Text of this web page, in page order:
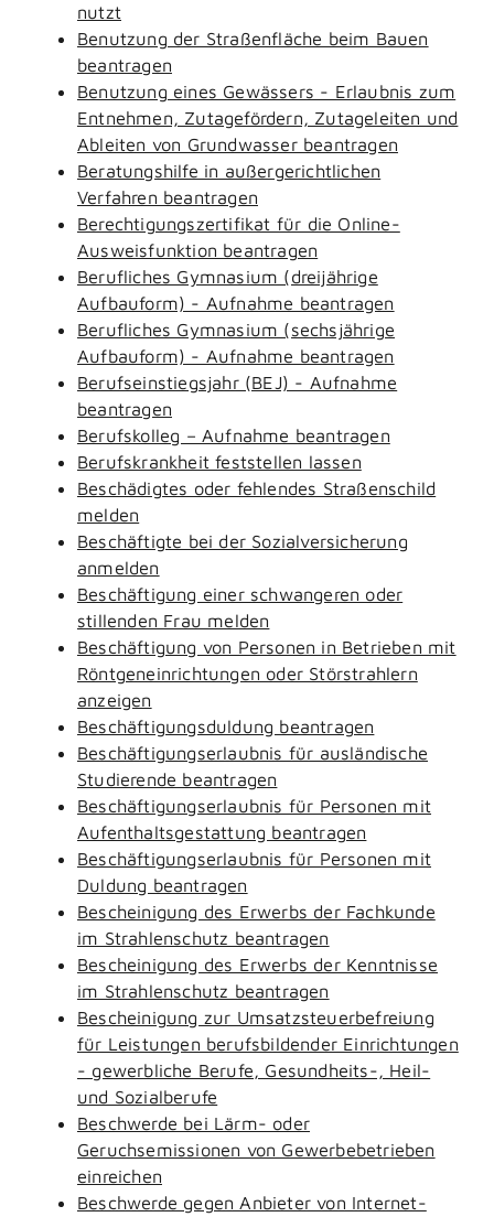
nutzt
Benutzung der Straßenfläche beim Bauen
beantragen
Benutzung eines Gewässers - Erlaubnis zum
Entnehmen, Zutagefördern, Zutageleiten und
Ableiten von Grundwasser beantragen
Beratungshilfe in außergerichtlichen
Verfahren beantragen
Berechtigungszertifikat für die Online-
Ausweisfunktion beantragen
Berufliches Gymnasium (dreijährige
Aufbauform) - Aufnahme beantragen
Berufliches Gymnasium (sechsjährige
Aufbauform) - Aufnahme beantragen
Berufseinstiegsjahr (BEJ) - Aufnahme
beantragen
Berufskolleg – Aufnahme beantragen
Berufskrankheit feststellen lassen
Beschädigtes oder fehlendes Straßenschild
melden
Beschäftigte bei der Sozialversicherung
anmelden
Beschäftigung einer schwangeren oder
stillenden Frau melden
Beschäftigung von Personen in Betrieben mit
Röntgeneinrichtungen oder Störstrahlern
anzeigen
Beschäftigungsduldung beantragen
Beschäftigungserlaubnis für ausländische
Studierende beantragen
Beschäftigungserlaubnis für Personen mit
Aufenthaltsgestattung beantragen
Beschäftigungserlaubnis für Personen mit
Duldung beantragen
Bescheinigung des Erwerbs der Fachkunde
im Strahlenschutz beantragen
Bescheinigung des Erwerbs der Kenntnisse
im Strahlenschutz beantragen
Bescheinigung zur Umsatzsteuerbefreiung
für Leistungen berufsbildender Einrichtungen
- gewerbliche Berufe, Gesundheits-, Heil-
und Sozialberufe
Beschwerde bei Lärm- oder
Geruchsemissionen von Gewerbebetrieben
einreichen
Beschwerde gegen Anbieter von Internet-